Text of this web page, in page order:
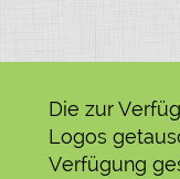
Die zur
Logos
Verfügung